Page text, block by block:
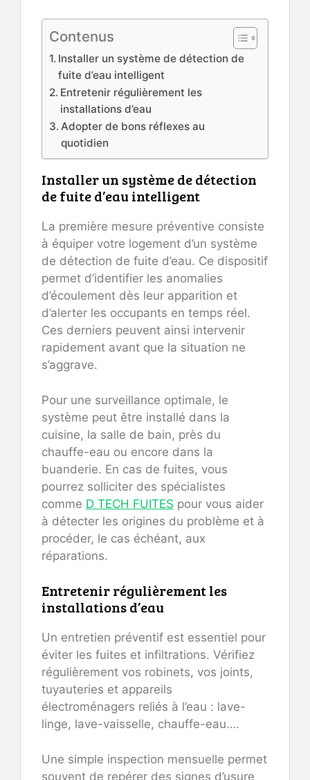
Contenus
Installer un système de détection de
fuite d’eau intelligent
Entretenir régulièrement les
installations d’eau
Adopter de bons réflexes au
quotidien
Installer un système de détection
de fuite d’eau intelligent
La première mesure préventive consiste
à équiper votre logement d’un système
de détection de fuite d’eau. Ce dispositif
permet d’identifier les anomalies
d’écoulement dès leur apparition et
d’alerter les occupants en temps réel.
Ces derniers peuvent ainsi intervenir
rapidement avant que la situation ne
s’aggrave.
Pour une surveillance optimale, le
système peut être installé dans la
cuisine, la salle de bain, près du
chauffe-eau ou encore dans la
buanderie. En cas de fuites, vous
pourrez solliciter des spécialistes
comme D TECH FUITES pour vous aider
à détecter les origines du problème et à
procéder, le cas échéant, aux
réparations.
Entretenir régulièrement les
installations d’eau
Un entretien préventif est essentiel pour
éviter les fuites et infiltrations. Vérifiez
régulièrement vos robinets, vos joints,
tuyauteries et appareils
électroménagers reliés à l’eau : lave-
linge, lave-vaisselle, chauffe-eau….
Une simple inspection mensuelle permet
souvent de repérer des signes d’usure